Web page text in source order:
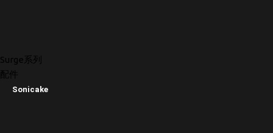
Surge系列
配件
Sonicake